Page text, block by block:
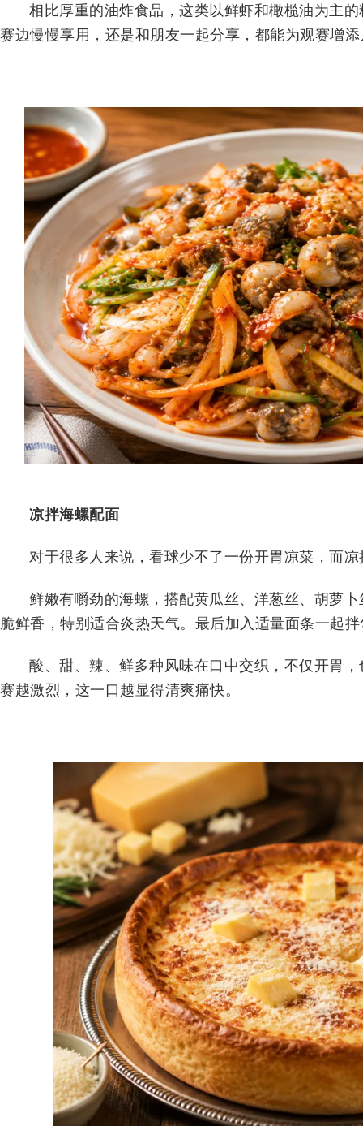
相比厚重的油炸食品，这类以鲜虾和橄榄油为主
赛边慢慢享用，还是和朋友一起分享，都能为观赛增
凉拌海螺配面
对于很多人来说，看球少不了一份开胃凉菜，而
鲜嫩有嚼劲的海螺，搭配黄瓜丝、洋葱丝、胡萝
脆鲜香，特别适合炎热天气。最后加入适量面条一起
酸、甜、辣、鲜多种风味在口中交织，不仅开胃
赛越激烈，这一口越显得清爽痛快。